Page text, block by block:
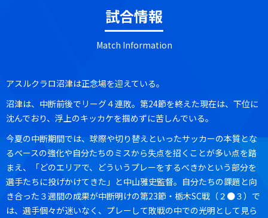
試合情報
Match Information
アスルクラロ沼津は正念場を迎えている。
沼津は、中断前後でリーグ４連敗。第24節を終えた現在は、下位に
沈んでおり、浮上のキッカケを掴めずに苦しんでいる。
今夏の中断期間では、球際や切り替えといったサッカーの本質とな
るベースの強化や自分たちのミスから失点を招くことが多い点を踏
まえ、「どのエリアで、どういうプレーをするべきかという部分を
選手たちに投げかけてきた」と中山雅史監督。自分たちの課題と向
き合った３週間の成果が中断明けの第23節・栃木SC戦（２●３）で
は、選手個々が迷いなく、プレーして敗戦の中での光明として見ら